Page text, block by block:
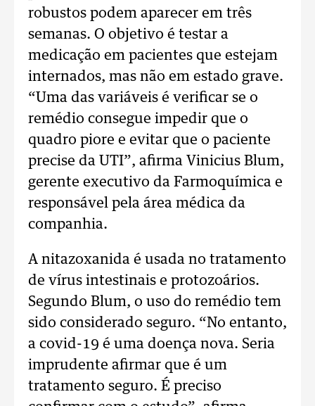
robustos podem aparecer em três
semanas. O objetivo é testar a
medicação em pacientes que estejam
internados, mas não em estado grave.
“Uma das variáveis é verificar se o
remédio consegue impedir que o
quadro piore e evitar que o paciente
precise da UTI”, afirma Vinicius Blum,
gerente executivo da Farmoquímica e
responsável pela área médica da
companhia.
A nitazoxanida é usada no tratamento
de vírus intestinais e protozoários.
Segundo Blum, o uso do remédio tem
sido considerado seguro. “No entanto,
a covid-19 é uma doença nova. Seria
imprudente afirmar que é um
tratamento seguro. É preciso